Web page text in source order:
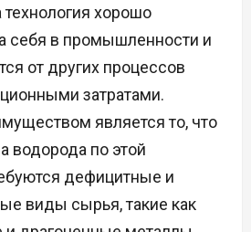
технология хорошо
себя в промышленности и
от других процессов
затратами.
является то, что
водорода по этой
дефицитные и
виды сырья, такие как